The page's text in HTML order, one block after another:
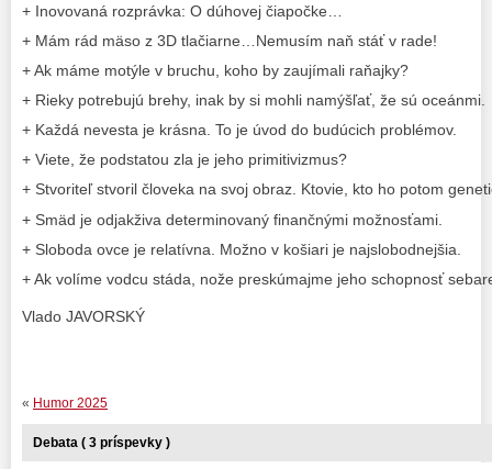
+ Inovovaná rozprávka: O dúhovej čiapočke…
+ Mám rád mäso z 3D tlačiarne…Nemusím naň stáť v rade!
+ Ak máme motýle v bruchu, koho by zaujímali raňajky?
+ Rieky potrebujú brehy, inak by si mohli namýšľať, že sú oceánmi.
+ Každá nevesta je krásna. To je úvod do budúcich problémov.
+ Viete, že podstatou zla je jeho primitivizmus?
+ Stvoriteľ stvoril človeka na svoj obraz. Ktovie, kto ho potom
+ Smäd je odjakživa determinovaný finančnými možnosťami.
+ Sloboda ovce je relatívna. Možno v košiari je najslobodnejšia.
+ Ak volíme vodcu stáda, nože preskúmajme jeho schopnosť
Vlado JAVORSKÝ
« Humor 2025
Debata ( 3 príspevky )